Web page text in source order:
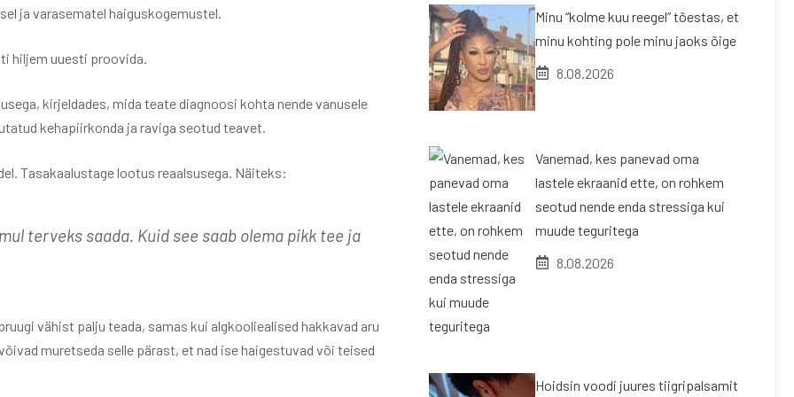
ja varasematel haiguskogemustel.
hiljem uuesti proovida.
kirjeldades, mida teate diagnoosi kohta nende vanusele
kehapiirkonda ja raviga seotud teavet.
Tasakaalustage lootus reaalsusega. Näiteks:
terveks saada. Kuid see saab olema pikk tee ja
vähist palju teada, samas kui algkooliealised hakkavad aru
muretseda selle pärast, et nad ise haigestuvad või teised
Minu “kolme kuu reegel” tõestas, et
minu kohting pole minu jaoks õige
8.08.2026
Vanemad, kes panevad oma
lastele ekraanid ette, on rohkem
seotud nende enda stressiga kui
muude teguritega
8.08.2026
Hoidsin voodi juures tiigripalsamit